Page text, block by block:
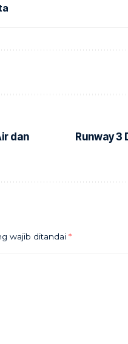
dan
Runway 3
wajib ditandai *